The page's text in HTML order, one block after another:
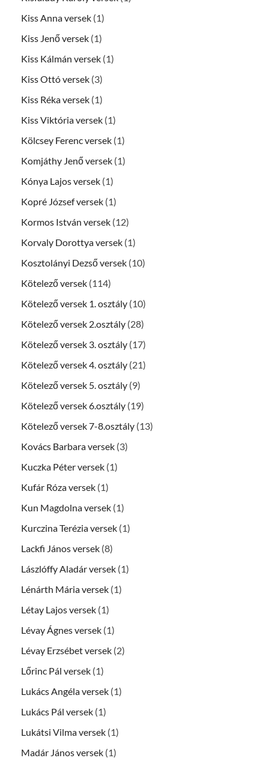
Kiss Anna versek (1)
Kiss Jenő versek (1)
Kiss Kálmán versek (1)
Kiss Ottó versek (3)
Kiss Réka versek (1)
Kiss Viktória versek (1)
Kölcsey Ferenc versek (1)
Komjáthy Jenő versek (1)
Kónya Lajos versek (1)
Kopré József versek (1)
Kormos István versek (12)
Korvaly Dorottya versek (1)
Kosztolányi Dezső versek (10)
Kötelező versek (114)
Kötelező versek 1. osztály (10)
Kötelező versek 2.osztály (28)
Kötelező versek 3. osztály (17)
Kötelező versek 4. osztály (21)
Kötelező versek 5. osztály (9)
Kötelező versek 6.osztály (19)
Kötelező versek 7-8.osztály (13)
Kovács Barbara versek (3)
Kuczka Péter versek (1)
Kufár Róza versek (1)
Kun Magdolna versek (1)
Kurczina Terézia versek (1)
Lackfi János versek (8)
Lászlóffy Aladár versek (1)
Lénárth Mária versek (1)
Létay Lajos versek (1)
Lévay Ágnes versek (1)
Lévay Erzsébet versek (2)
Lőrinc Pál versek (1)
Lukács Angéla versek (1)
Lukács Pál versek (1)
Lukátsi Vilma versek (1)
Madár János versek (1)